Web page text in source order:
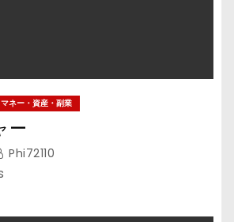
マネー・資産・副業
ー
Phi72110